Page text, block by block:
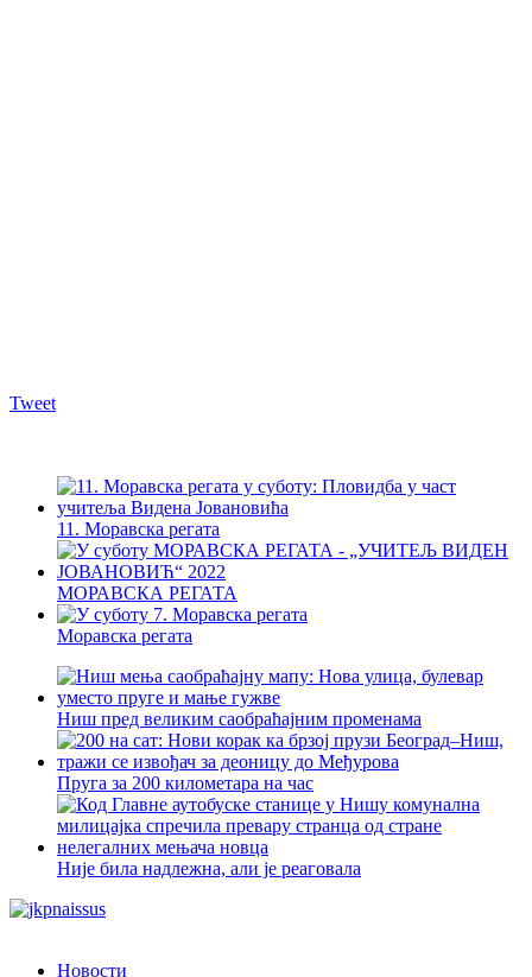
Tweet
11. Моравска регата
МОРАВСКА РЕГАТА
Моравска регата
Ниш пред великим саобраћајним променама
Пруга за 200 километара на час
Није била надлежна, али је реаговала
Новости